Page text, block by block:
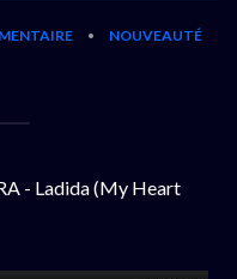
•
NOUVEAUTÉ
- Ladida (My Heart